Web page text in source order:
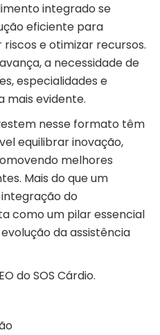
integrado se
eficiente para
e otimizar recursos.
a necessidade de
especialidades e
mais evidente.
nesse formato têm
equilibrar inovação,
melhores
Mais do que um
do
como um pilar essencial
da assistência
do SOS Cárdio.